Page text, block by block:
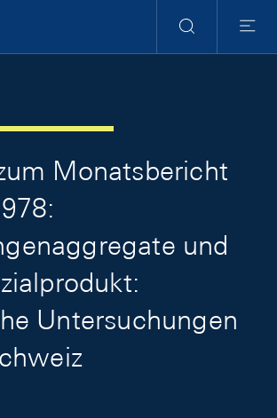
Ricerca
Menu
Monatsbericht
und
Untersuchungen